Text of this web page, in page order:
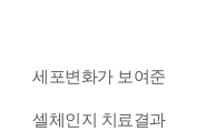
세포변화가 보여준
셀체인지 치료결과